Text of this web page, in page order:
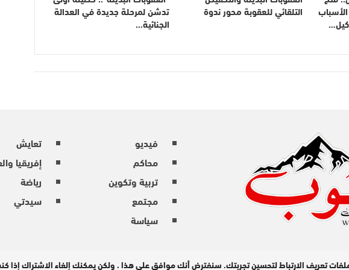
التلقائي للعقوبة محور ندوة تدشن لمرحلة جديدة في العدالة
الجنائية…
فيديو
محاكم
تربية وتكوين
مجتمع
سياسة
تعايش
إفريقيا
رياضة
سيدتي
محفوظة © 2026
تعريف الارتباط لتحسين تجربتك. سنفترض أنك موافق على هذا ، ولكن يمكنك إلغاء الاشتراك